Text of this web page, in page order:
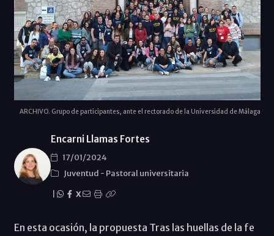
ARCHIVO. Grupo de participantes, ante el rectorado de la Universidad de Málaga
Encarni Llamas Fortes
17/01/2024
Juventud - Pastoral universitaria
X
En esta ocasión, la propuesta Tras las huellas de la fe